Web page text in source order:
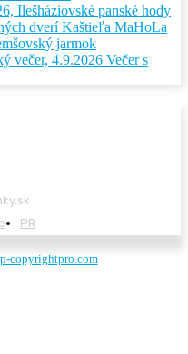
Ilešháziovské panské hody
dverí Kaštieľa MaHoLa
jarmok
večer, 4.9.2026 Večer s
PR
copyrightpro.com